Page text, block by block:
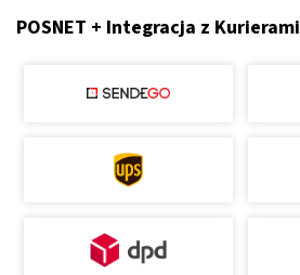
POSNET + Integracja z Kurierami